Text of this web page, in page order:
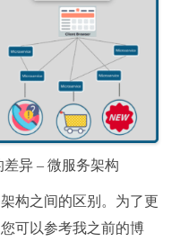
异 – 微服务架构
构之间的区别。 为了更
可以参考我之前的博